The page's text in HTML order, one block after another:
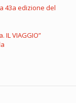
43a edizione del
VIAGGIO”